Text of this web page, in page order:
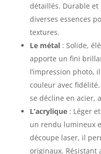
détaillés. Durable
diverses essences
textures.
Le métal: Solide,
apporte un fini
l’impression photo,
couleur avec
se décline en acier,
L’acrylique: Léger
un rendu lumineux
découpe laser, il
originaux. Résistant